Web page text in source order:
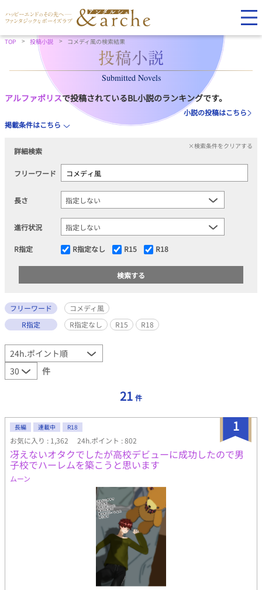
TOP 投稿小説 コメディ風の検索結果
Submitted Novels
アルファポリスで投稿されているBL小説のランキングです。
小説の投稿はこちら
掲載条件はこちら
詳細検索
×検索条件をクリアする
フリーワード
長さ
進行状況
R指定 R指定なし R15 R18
フリーワード
コメディ風
R指定
R指定なし R15 R18
件
21 件
1
長編 連載中 R18
お気に入り : 1,362 24h.ポイント : 802
冴えないオタクでしたが高校デビューに成功したので男
子校でハーレムを築こうと思います
ムーン